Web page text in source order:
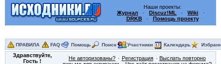
Наши проекты:
Журнал · Discuz!ML · Wiki ·
DRKB· Помощь проекту
ПРАВИЛА FAQ Помощь Поиск Участники Календарь
Здравствуйте,
Гость!
Не авторизованы? Регистрация
Выслать повторно